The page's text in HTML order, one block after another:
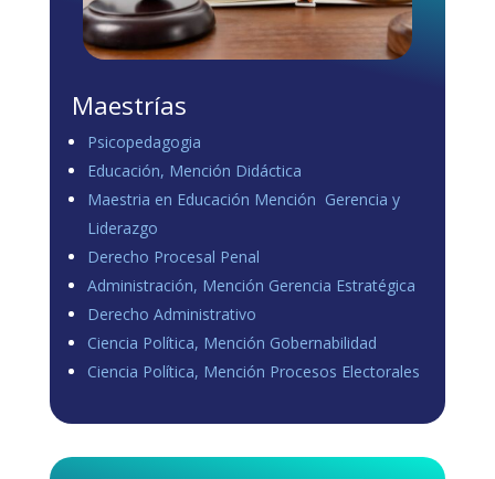
Maestrías
Psicopedagogia
Educación, Mención Didáctica
Maestria en Educación Mención Gerencia y
Liderazgo
Derecho Procesal Penal
Administración, Mención Gerencia Estratégica
Derecho Administrativo
Ciencia Política, Mención Gobernabilidad
Ciencia Política, Mención Procesos Electorales